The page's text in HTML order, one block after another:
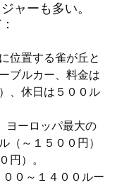
ャーも多い。
位置する雀が丘と
ブルカー、料金は
、休日は５００ル
ヨーロッパ最大の
（～１５００円）
円）。
０～１４００ルー